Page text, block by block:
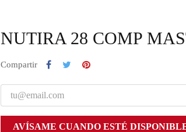
NUTIRA 28 COMP
Compartir
AVÍSAME CUANDO ESTÉ